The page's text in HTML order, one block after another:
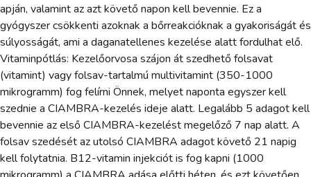
apján, valamint az azt követő napon kell bevennie. Ez a
gyógyszer csökkenti azoknak a bőrreakcióknak a gyakoriságát és
súlyosságát, ami a daganatellenes kezelése alatt fordulhat elő.
Vitaminpótlás: Kezelőorvosa szájon át szedhető folsavat
(vitamint) vagy folsav-tartalmú multivitamint (350-1000
mikrogramm) fog felírni Önnek, melyet naponta egyszer kell
szednie a CIAMBRA-kezelés ideje alatt. Legalább 5 adagot kell
bevennie az első CIAMBRA-kezelést megelőző 7 nap alatt. A
folsav szedését az utolsó CIAMBRA adagot követő 21 napig
kell folytatnia. B12-vitamin injekciót is fog kapni (1000